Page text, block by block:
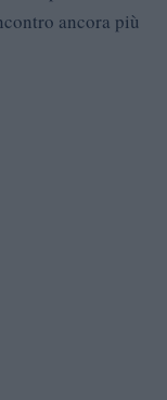
ancora più